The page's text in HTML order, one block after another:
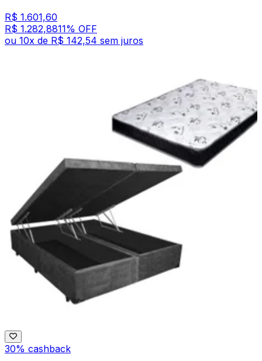
R$ 1.601,60
R$ 1.282,8811% OFF
ou 10x de R$ 142,54 sem juros
30% cashback